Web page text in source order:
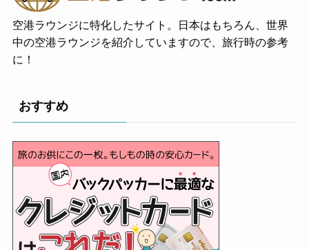
空港ラウンジに特化したサイト。日本はもちろん、世界
中の空港ラウンジを紹介していますので、旅行時の参考
に！
おすすめ